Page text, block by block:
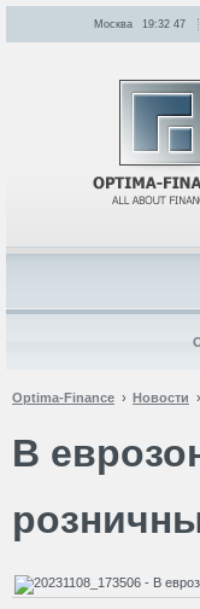
Optima-Finance Новости
В
Москва 19:32: 47